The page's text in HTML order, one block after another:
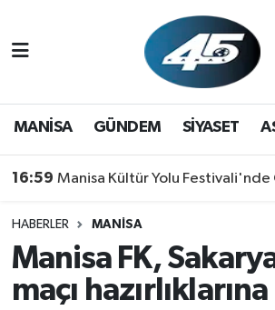
MANİSA GÜNDEM SİYASET
16:59 Manisa Kültür Yolu Festivali'nde Gastronomi Rüzgarı: Lezzetin
HABERLER MANİSA
Manisa FK,
maçı
GÜNDEM
SPOR
YAŞAM
Hava Durumu
Trafik Durumu
Son Dakika Haberleri
Haber Arşivi